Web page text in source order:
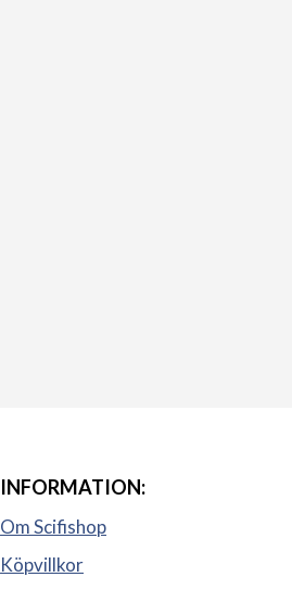
INFORMATION:
Om Scifishop
Köpvillkor